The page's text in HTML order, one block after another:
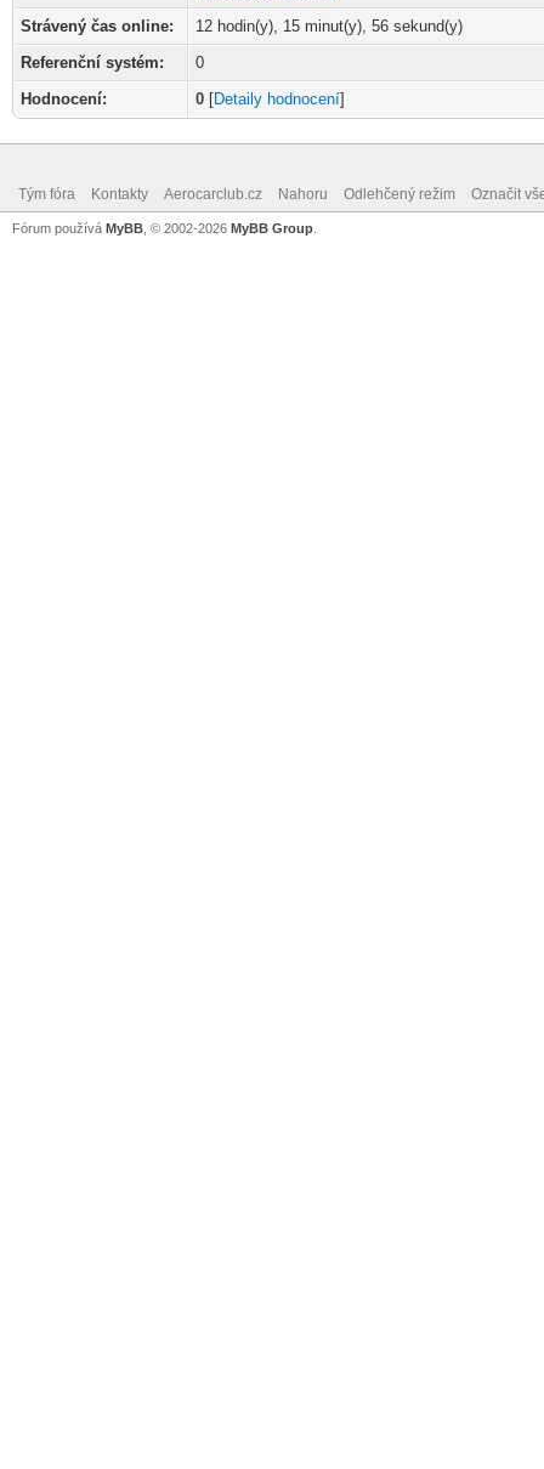
Strávený čas online:
12 hodin(y), 15 minut(y), 56 sekund(y)
Referenční systém:
0
Hodnocení:
0 [Detaily hodnocení]
Tým fóra Kontakty Aerocarclub.cz Nahoru Odlehčený režim Označit
Fórum používá MyBB , © 2002-2026 MyBB Group